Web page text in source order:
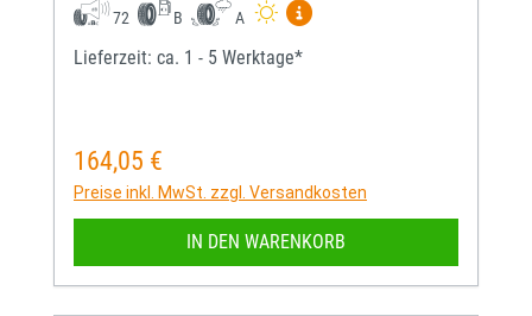
72 B A
Mehr Informationen zum
Lieferzeit: ca. 1 - 5 Werktage*
Regulärer Preis:
164,05 €
Preise inkl. MwSt. zzgl. Versandkosten
IN DEN WARENKORB